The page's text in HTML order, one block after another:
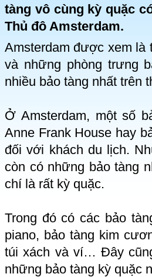
tàng vô cùng kỳ quặc
Thủ đô Amsterdam.
Amsterdam được xem là
và những phòng trưng
nhiều bảo tàng nhất trên
Ở Amsterdam, một số
Anne Frank House hay
đối với khách du lịch.
còn có những bảo tàng
chí là rất kỳ quặc.
Trong đó có các bảo
piano, bảo tàng kim
túi xách và ví… Đây
những bảo tàng kỳ quặc